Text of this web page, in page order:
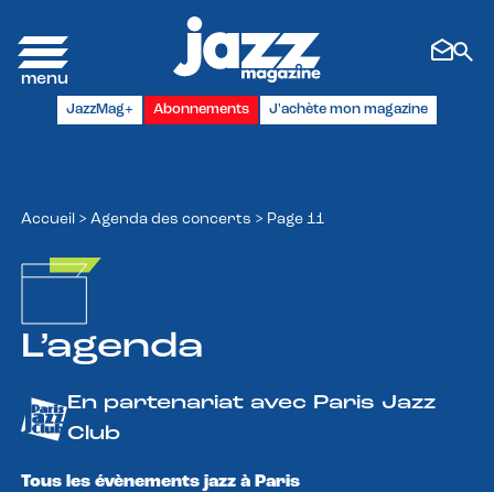
JazzMag+ Abonnements J'achète mon magazine
Accueil > Agenda des concerts > Page 11
L’agenda
En partenariat avec Paris Jazz
Club
Tous les évènements jazz à Paris